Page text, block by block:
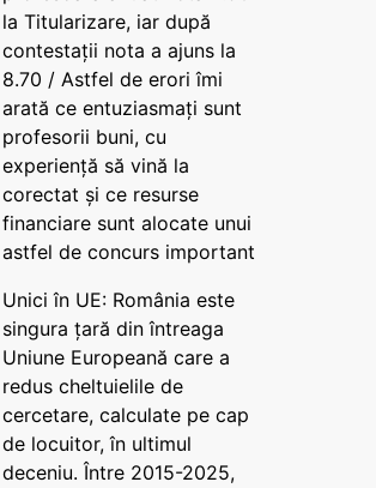
la Titularizare, iar după
contestații nota a ajuns la
8.70 / Astfel de erori îmi
arată ce entuziasmați sunt
profesorii buni, cu
experiență să vină la
corectat și ce resurse
financiare sunt alocate unui
astfel de concurs important
Unici în UE: România este
singura țară din întreaga
Uniune Europeană care a
redus cheltuielile de
cercetare, calculate pe cap
de locuitor, în ultimul
deceniu. Între 2015-2025,